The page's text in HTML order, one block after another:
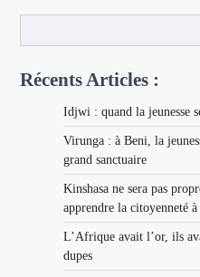
Récents Articles :
Idjwi : quand la jeunesse
Virunga : à Beni, la
grand sanctuaire
Kinshasa ne sera pas
apprendre la citoyenneté à
L’Afrique avait l’or, ils
dupes